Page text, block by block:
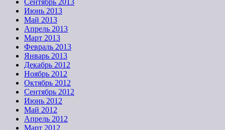
Сентябрь 2013
Июнь 2013
Май 2013
Апрель 2013
Март 2013
Февраль 2013
Январь 2013
Декабрь 2012
Ноябрь 2012
Октябрь 2012
Сентябрь 2012
Июнь 2012
Май 2012
Апрель 2012
Март 2012